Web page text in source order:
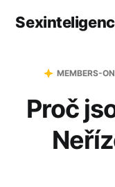
MEMBERS-
Proč